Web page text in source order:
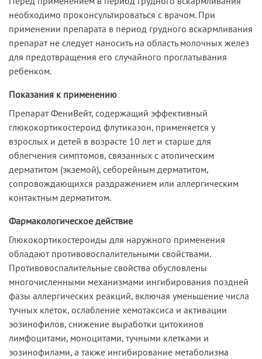
необходимо проконсультироваться с врачом. При
применении препарата в период грудного вскармливания
препарат не следует наносить на область молочных желез
для предотвращения его случайного проглатывания
ребенком.
Показания к применению
Препарат ФениВейт, содержащий эффективный
глюкокортикостероид флутиказон, применяется у
взрослых и детей в возрасте 10 лет и старше для
облегчения симптомов, связанных с атопическим
дерматитом (экземой), себорейным дерматитом,
сопровождающихся раздражением или аллергическим
контактным дерматитом.
Фармакологическое действие
Глюкокортикостероиды для наружного применения
обладают противовоспалительными свойствами.
Противовоспалительные свойства обусловлены
многочисленными механизмами ингибирования поздней
фазы аллергических реакций, включая уменьшение числа
тучных клеток, ослабление хемотаксиса и активации
эозинофилов, снижение выработки цитокинов
лимфоцитами, моноцитами, тучными клетками и
эозинофилами, а также ингибирование метаболизма